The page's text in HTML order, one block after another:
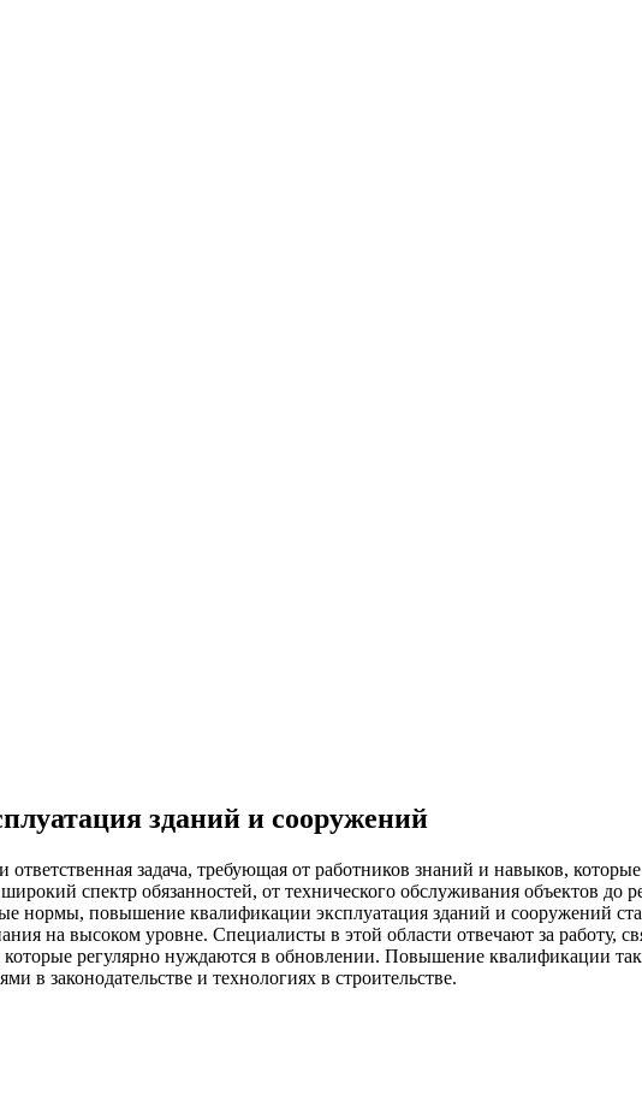
зданий и сооружений
задача, требующая от работников знаний и навыков,
спектр обязанностей, от технического обслуживания объектов
нормы, повышение квалификации эксплуатация зданий и сооружений
на высоком уровне. Специалисты в этой области отвечают за работу,
регулярно нуждаются в обновлении. Повышение квалификации
в законодательстве и технологиях в строительстве.